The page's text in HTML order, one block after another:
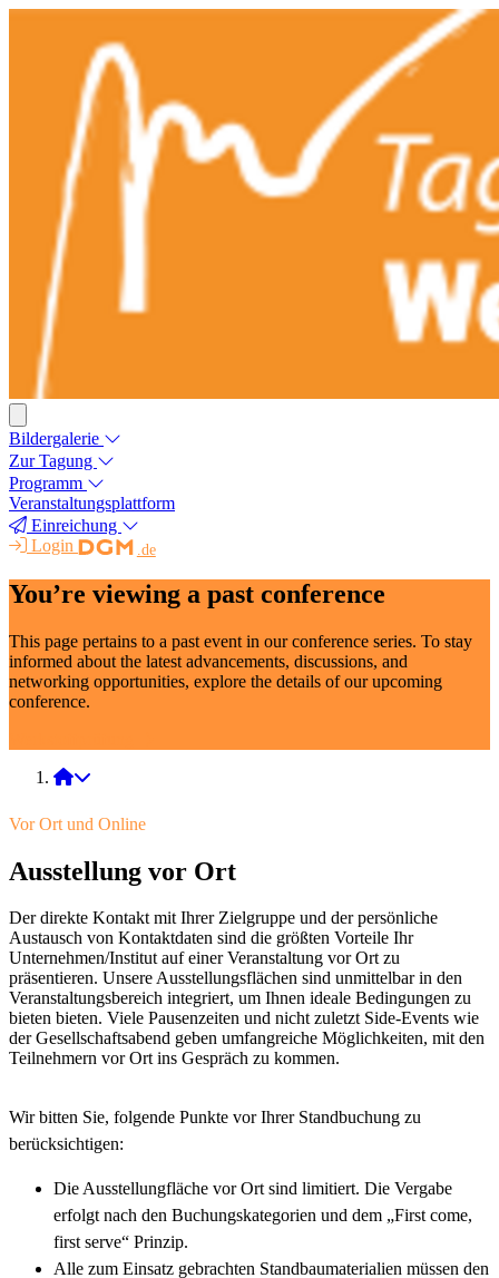
Bildergalerie
Zur Tagung
Programm
Veranstaltungsplattform
Einreichung
Login
.de
You’re viewing a past conference
This page pertains to a past event in our conference series. To stay
informed about the latest advancements, discussions, and
networking opportunities, explore the details of our upcoming
conference.
Werkstoffprüfung 2025
Vor Ort und Online
Ausstellung vor Ort
Der direkte Kontakt mit Ihrer Zielgruppe und der persönliche
Austausch von Kontaktdaten sind die größten Vorteile Ihr
Unternehmen/Institut auf einer Veranstaltung vor Ort zu
präsentieren. Unsere Ausstellungsflächen sind unmittelbar in den
Veranstaltungsbereich integriert, um Ihnen ideale Bedingungen zu
bieten bieten. Viele Pausenzeiten und nicht zuletzt Side-Events wie
der Gesellschaftsabend geben umfangreiche Möglichkeiten, mit den
Teilnehmern vor Ort ins Gespräch zu kommen.
Wir bitten Sie, folgende Punkte vor Ihrer Standbuchung zu
berücksichtigen:
Die Ausstellungfläche vor Ort sind limitiert. Die Vergabe
erfolgt nach den Buchungskategorien und dem „First come,
first serve“ Prinzip.
Alle zum Einsatz gebrachten Standbaumaterialien müssen den